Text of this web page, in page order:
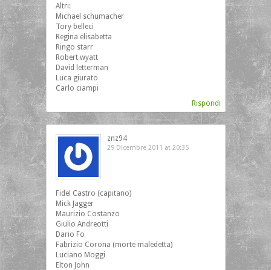
Altri:
Michael schumacher
Tory belleci
Regina elisabetta
Ringo starr
Robert wyatt
David letterman
Luca giurato
Carlo ciampi
Rispondi
znz94
29 Dicembre 2011 at 20:35
Fidel Castro (capitano)
Mick Jagger
Maurizio Costanzo
Giulio Andreotti
Dario Fo
Fabrizio Corona (morte maledetta)
Luciano Moggi
Elton John